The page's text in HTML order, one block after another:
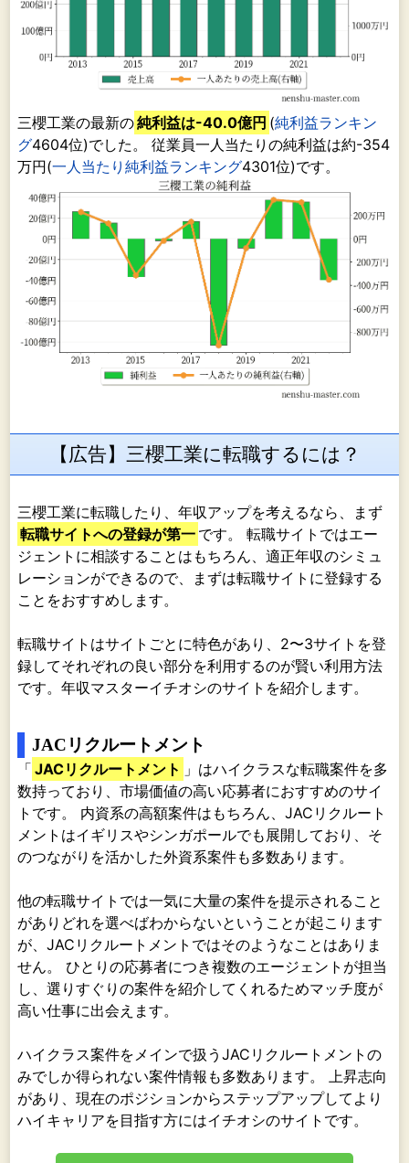
三櫻工業の最新の純利益は-40.0億円 (純利益ランキン
グ4604位)でした。 従業員一人当たりの純利益は約-354
万円(一人当たり純利益ランキング4301位)です。
【広告】三櫻工業に転職するには？
三櫻工業に転職したり、年収アップを考えるなら、まず
転職サイトへの登録が第一 です。 転職サイトではエー
ジェントに相談することはもちろん、適正年収のシミュ
レーションができるので、まずは転職サイトに登録する
ことをおすすめします。
転職サイトはサイトごとに特色があり、2〜3サイトを登
録してそれぞれの良い部分を利用するのが賢い利用方法
です。年収マスターイチオシのサイトを紹介します。
JACリクルートメント
「 JACリクルートメント 」はハイクラスな転職案件を多
数持っており、市場価値の高い応募者におすすめのサイ
トです。 内資系の高額案件はもちろん、JACリクルート
メントはイギリスやシンガポールでも展開しており、そ
のつながりを活かした外資系案件も多数あります。
他の転職サイトでは一気に大量の案件を提示されること
がありどれを選べばわからないということが起こります
が、JACリクルートメントではそのようなことはありま
せん。 ひとりの応募者につき複数のエージェントが担当
し、選りすぐりの案件を紹介してくれるためマッチ度が
高い仕事に出会えます。
ハイクラス案件をメインで扱うJACリクルートメントの
みでしか得られない案件情報も多数あります。 上昇志向
があり、現在のポジションからステップアップしてより
ハイキャリアを目指す方にはイチオシのサイトです。